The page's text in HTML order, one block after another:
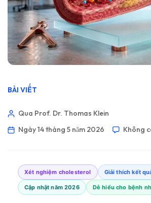
BÀI VIẾT
Qua Prof. Dr. Thomas Klein
Ngày 14 tháng 5 năm 2026
Không
Xét nghiệm cholesterol Giải thích kết
Cập nhật năm 2026 Dễ hiểu cho bệnh